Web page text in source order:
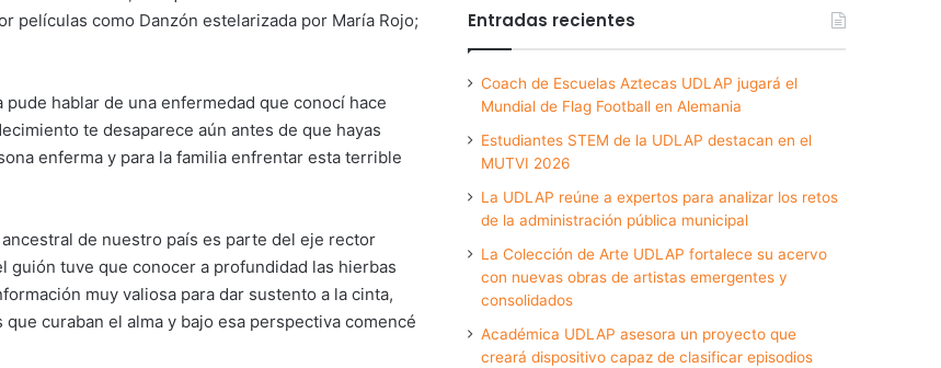
películas como Danzón estelarizada por María Rojo;
hablar de una enfermedad que conocí hace
te desaparece aún antes de que hayas
enferma y para la familia enfrentar esta terrible
de nuestro país es parte del eje rector
guión tuve que conocer a profundidad las hierbas
muy valiosa para dar sustento a la cinta,
curaban el alma y bajo esa perspectiva comencé
Entradas recientes
Coach de Escuelas Aztecas UDLAP jugará el
Mundial de Flag Football en Alemania
Estudiantes STEM de la UDLAP destacan en el
MUTVI 2026
La UDLAP reúne a expertos para analizar los retos
de la administración pública municipal
La Colección de Arte UDLAP fortalece su acervo
con nuevas obras de artistas emergentes y
consolidados
Académica UDLAP asesora un proyecto que
creará dispositivo capaz de clasificar episodios